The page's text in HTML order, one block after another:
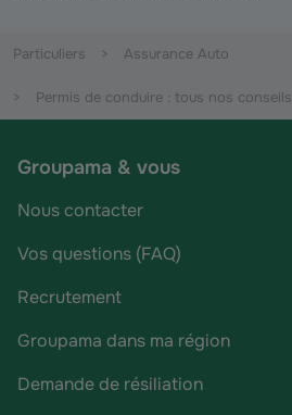
Particuliers Assurance Auto
Permis de conduire : tous nos conseils
Groupama & vous
Nous contacter
Vos questions (FAQ)
Recrutement
Groupama dans ma région
Demande de résiliation